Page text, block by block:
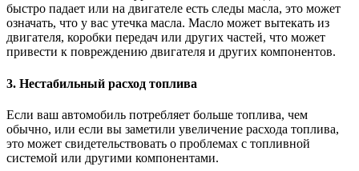
быстро падает или на двигателе есть следы масла, это может
означать, что у вас утечка масла. Масло может вытекать из
двигателя, коробки передач или других частей, что может
привести к повреждению двигателя и других компонентов.
3. Нестабильный расход топлива
Если ваш автомобиль потребляет больше топлива, чем
обычно, или если вы заметили увеличение расхода топлива,
это может свидетельствовать о проблемах с топливной
системой или другими компонентами.